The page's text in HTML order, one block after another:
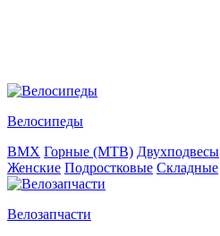
Велосипеды
BMX Горные (MTB) Двухподвесы
Женские Подростковые Складные
Велозапчасти